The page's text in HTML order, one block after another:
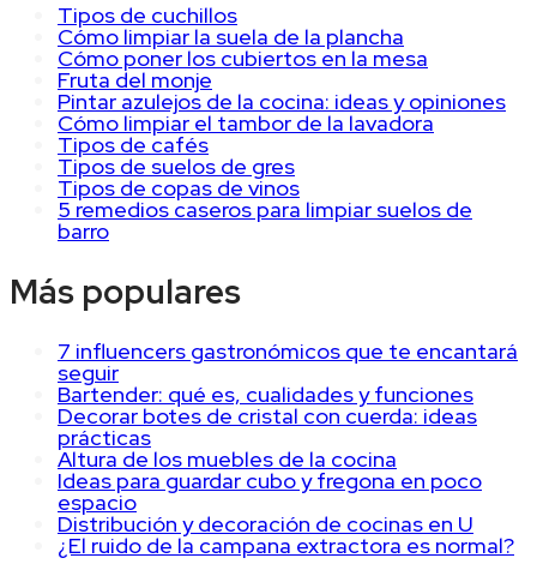
Tipos de cuchillos
Cómo limpiar la suela de la plancha
Cómo poner los cubiertos en la mesa
Fruta del monje
Pintar azulejos de la cocina: ideas y opiniones
Cómo limpiar el tambor de la lavadora
Tipos de cafés
Tipos de suelos de gres
Tipos de copas de vinos
5 remedios caseros para limpiar suelos de
barro
Más populares
7 influencers gastronómicos que te encantará
seguir
Bartender: qué es, cualidades y funciones
Decorar botes de cristal con cuerda: ideas
prácticas
Altura de los muebles de la cocina
Ideas para guardar cubo y fregona en poco
espacio
Distribución y decoración de cocinas en U
¿El ruido de la campana extractora es normal?